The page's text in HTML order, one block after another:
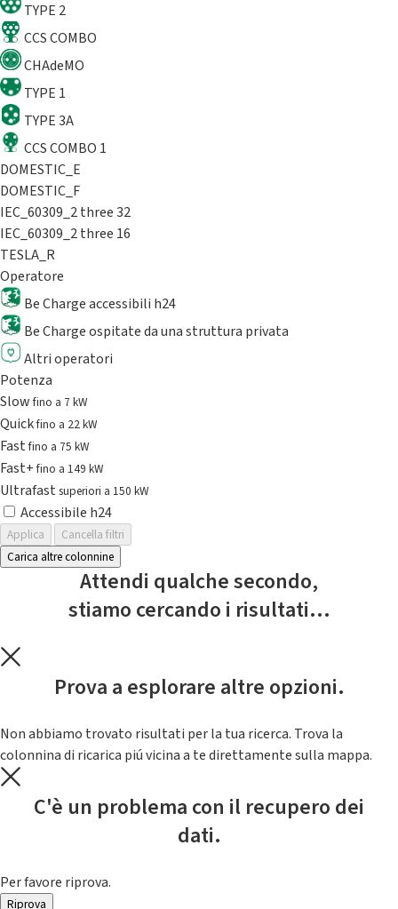
TYPE 2
CCS COMBO
CHAdeMO
TYPE 1
TYPE 3A
CCS COMBO 1
DOMESTIC_E
DOMESTIC_F
IEC_60309_2 three 32
IEC_60309_2 three 16
TESLA_R
Operatore
Be Charge accessibili h24
Be Charge ospitate da una struttura privata
Altri operatori
Potenza
Slowfino a 7 kW
Quickfino a 22 kW
Fastfino a 75 kW
Fast+fino a 149 kW
Ultrafast superiori a 150 kW
Accessibile h24
Applica
Cancella filtri
Carica altre colonnine
Attendi qualche secondo,
stiamo cercando i risultati...
Prova a esplorare altre opzioni.
Non abbiamo trovato risultati per la tua ricerca. Trova la
colonnina di ricarica piú vicina a te direttamente sulla mappa.
C'è un problema con il recupero dei
dati.
Per favore riprova.
Riprova